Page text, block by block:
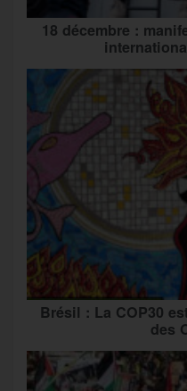
18 décembre :
Brésil : La COP30
des